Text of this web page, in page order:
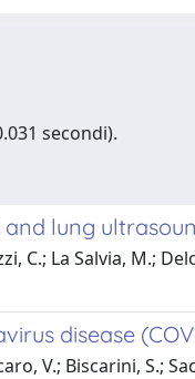
secondi).
lung
C.; La Salvia, M.;
disease
V.; Biscarini, S.;